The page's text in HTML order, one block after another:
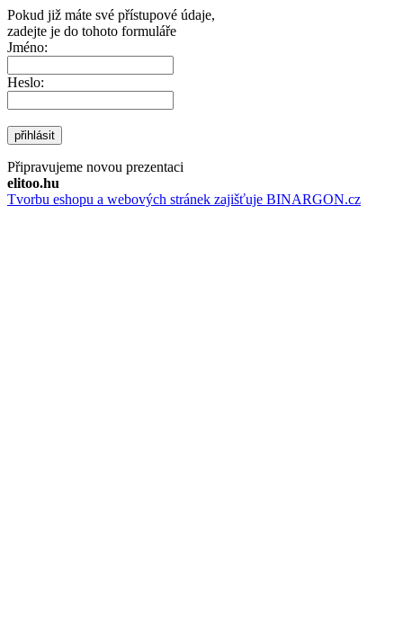
Pokud již máte své přístupové údaje,
zadejte je do tohoto formuláře
Jméno:
Heslo:
přihlásit
Připravujeme novou prezentaci
elitoo.hu
Tvorbu eshopu a webových stránek zajišťuje BINARGON.cz